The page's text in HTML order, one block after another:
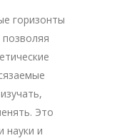
горизонты
позволяя
Это
науки и